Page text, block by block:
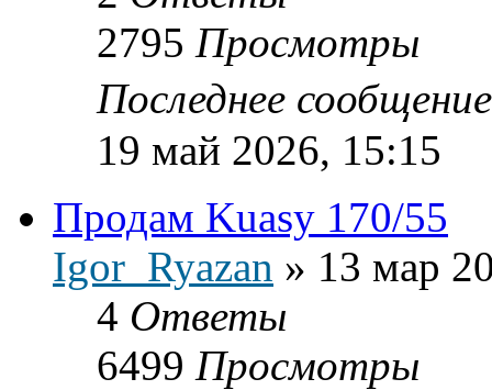
2795 Просмотры
Последнее
19 май 2026, 15:15
Продам Kuasy 170/55
Igor_Ryazan » 13 мар
4 Ответы
6499 Просмотры